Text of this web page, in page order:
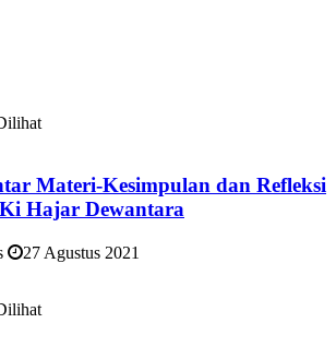
Materi-Kesimpulan dan Refleksi
Hajar Dewantara
27 Agustus 2021